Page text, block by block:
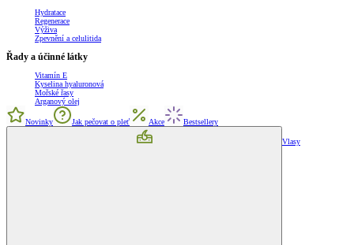
Hydratace
Regenerace
Výživa
Zpevnění a celulitida
Řady a účinné látky
Vitamín E
Kyselina hyaluronová
Mořské řasy
Arganový olej
Novinky Jak pečovat o pleť Akce Bestsellery
Vlasy